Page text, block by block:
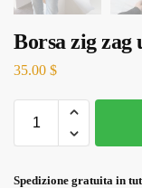
Borsa zig zag
35.00 $
Spedizione gratuita in